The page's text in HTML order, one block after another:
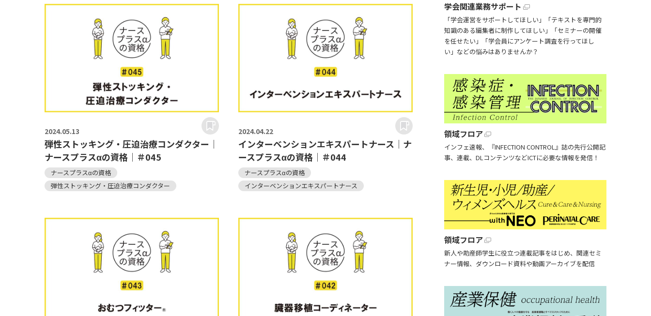
2024.05.13
弾性ストッキング・圧迫治療コンダクター｜
ナースプラスαの資格｜＃045
ナースプラスαの資格
弾性ストッキング・圧迫治療コンダクター
2024.04.22
インターベンションエキスパートナース｜ナ
ースプラスαの資格｜＃044
ナースプラスαの資格
インターベンションエキスパートナース
学会関連業務サポート
「学会運営をサポートしてほしい」「テキストを専門的
知識のある編集者に制作してほしい」「セミナーの開催
を任せたい」「学会員にアンケート調査を行ってほし
い」などの悩みはありませんか？
領域フロア
インフェ速報、『INFECTION CONTROL』誌の先行公開記
事、連載、DLコンテンツなどICTに必要な情報を発信！
領域フロア
新人や助産師学生に役立つ連載記事をはじめ、関連セミ
ナー情報、ダウンロード資料や動画アーカイブを配信